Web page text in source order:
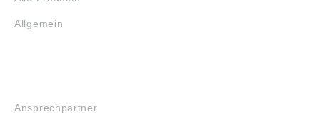
Allgemein
Ansprechpartner